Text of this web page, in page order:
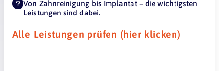
Von Zahnreinigung bis Implantat – die wichtigsten
Leistungen sind dabei.
Alle Leistungen prüfen (hier klicken)